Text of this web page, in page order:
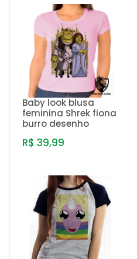
Baby look blusa
feminina Shrek fiona
burro desenho
R$ 39,99